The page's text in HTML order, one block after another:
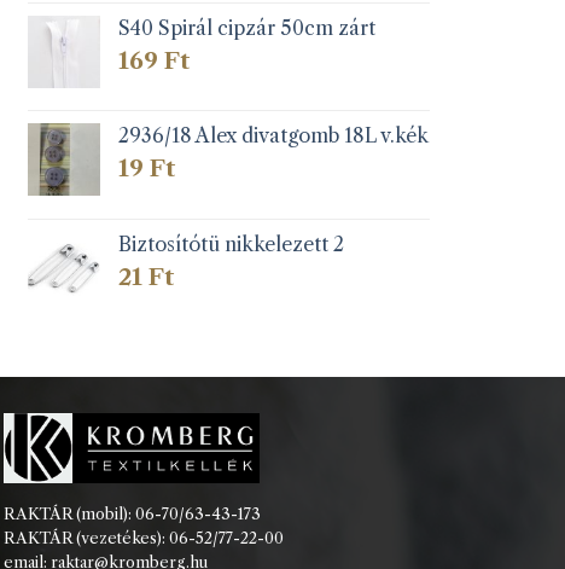
S40 Spirál cipzár 50cm zárt
169Ft
2936/18 Alex divatgomb 18L v.kék
19Ft
Biztosítótü nikkelezett 2
21Ft
RAKTÁR (mobil): 06-70/63-43-173
RAKTÁR (vezetékes): 06-52/77-22-00
email: raktar@kromberg.hu